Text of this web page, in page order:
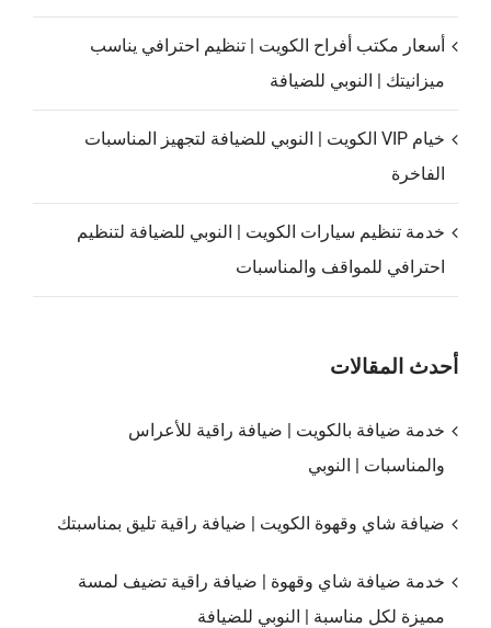
أسعار مكتب أفراح الكويت | تنظيم احترافي يناسب
ميزانيتك | النوبي للضيافة
خيام VIP الكويت | النوبي للضيافة لتجهيز المناسبات
الفاخرة
خدمة تنظيم سيارات الكويت | النوبي للضيافة لتنظيم
احترافي للمواقف والمناسبات
أحدث المقالات
خدمة ضيافة بالكويت | ضيافة راقية للأعراس
والمناسبات | النوبي
ضيافة شاي وقهوة الكويت | ضيافة راقية تليق بمناسبتك
خدمة ضيافة شاي وقهوة | ضيافة راقية تضيف لمسة
مميزة لكل مناسبة | النوبي للضيافة